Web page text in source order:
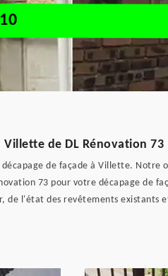
de DL Rénovation 73
de façade à Villette.
73 pour votre décapage de
l'état des revêtements existants